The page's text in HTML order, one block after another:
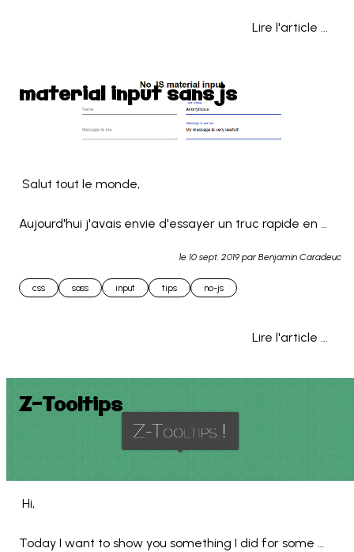
Lire l'article ...
material input sans js
Salut tout le monde,
Aujourd'hui j'avais envie d'essayer un truc rapide en
Reproduire le design de google Material sur les inputs
le 10 sept. 2019par Benjamin Caradeuc
css sass input tips no-js
Lire l'article ...
Z-Tooltips
Hi,
Today I want to show you something I did for some